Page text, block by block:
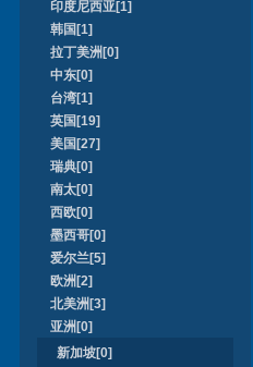
印度尼西亚[1]
韩国[1]
拉丁美洲[0]
中东[0]
台湾[1]
英国[19]
美国[27]
瑞典[0]
南太[0]
西欧[0]
墨西哥[0]
爱尔兰[5]
欧洲[2]
北美洲[3]
亚洲[0]
新加坡[0]